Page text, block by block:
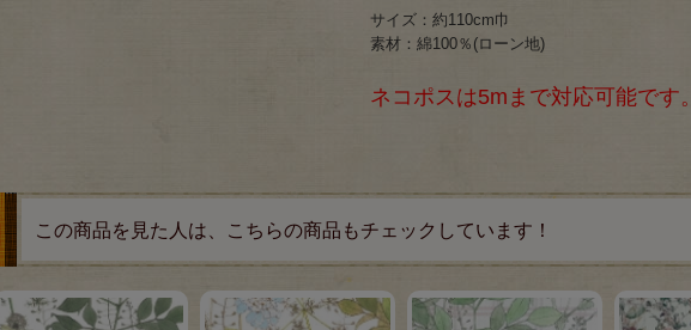
サイズ：約110cm巾
素材：綿100％(ローン地)
ネコポスは5mまで対応可能です。
この商品を見た人は、こちらの商品もチェックしています！